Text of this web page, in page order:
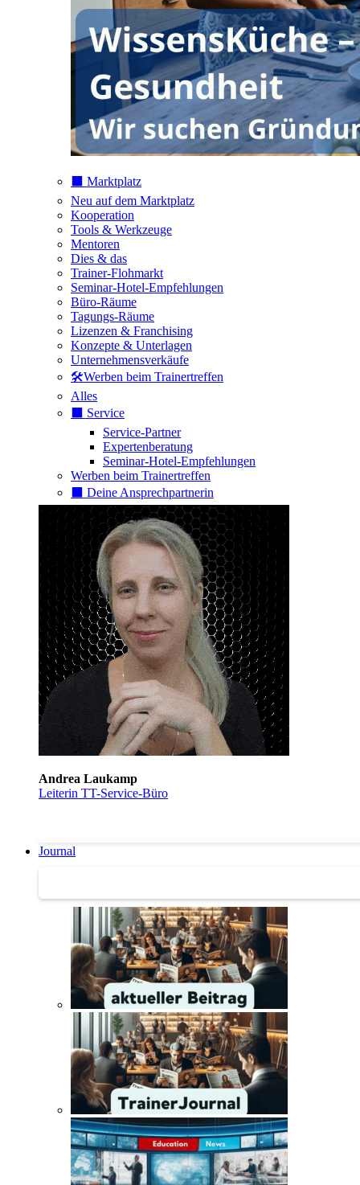
⬛️ Marktplatz
Neu auf dem Marktplatz
Kooperation
Tools & Werkzeuge
Mentoren
Dies & das
Trainer-Flohmarkt
Seminar-Hotel-Empfehlungen
Büro-Räume
Tagungs-Räume
Lizenzen & Franchising
Konzepte & Unterlagen
Unternehmensverkäufe
🛠️Werben beim Trainertreffen
Alles
⬛️ Service
Service-Partner
Expertenberatung
Seminar-Hotel-Empfehlungen
Werben beim Trainertreffen
⬛️ Deine Ansprechpartnerin
Andrea Laukamp
Leiterin TT-Service-Büro
Journal